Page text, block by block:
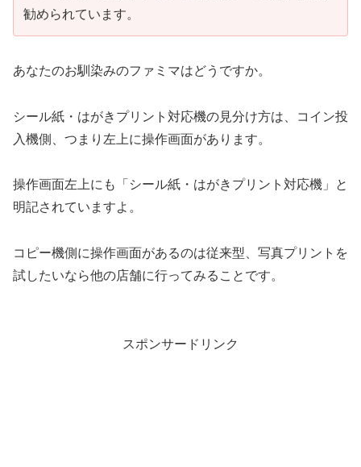
勧められています。
あなたのお馴染みのファミマはどうですか。
シール紙・はがきプリント対応機の見分け方は、コイン投
入機側、つまり左上に操作画面があります。
操作画面左上にも「シール紙・はがきプリント対応機」と
明記されていますよ。
コピー機側に操作画面があるのは従来型、写真プリントを
試したいなら他の店舗に行ってみることです。
スポンサードリンク